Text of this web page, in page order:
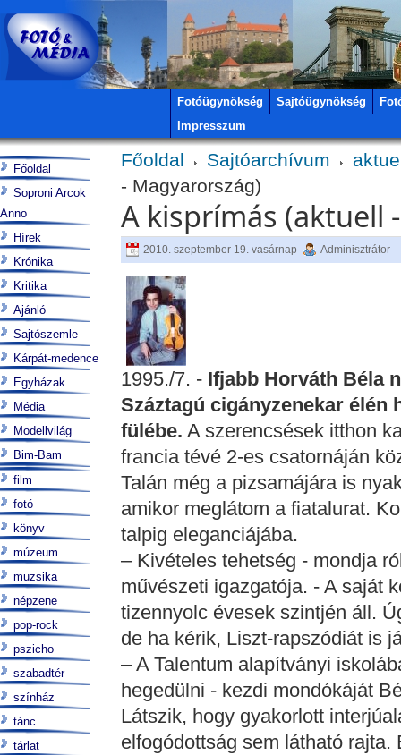
Fotóügynökség Sajtóügynökség
Impresszum
Főoldal Sajtóarchívum
- Magyarország)
A kisprímás (aktuell
2010. szeptember 19. vasárnap Adminisztrátor
1995./7. - Ifjabb Horváth Béla
Száztagú cigányzenekar élén
fülébe. A szerencsések itthon
francia tévé 2-es csatornáján
Talán még a pizsamájára is
amikor meglátom a fiatalurat.
talpig eleganciájába.
– Kivételes tehetség - mondja
művészeti igazgatója. - A saját
tizennyolc évesek szintjén áll.
de ha kérik, Liszt-rapszódiát is
– A Talentum alapítványi
hegedülni - kezdi mondókáját
Látszik, hogy gyakorlott
elfogódottság sem látható
Főoldal
Soproni Arcok
Anno
Hírek
Krónika
Kritika
Ajánló
Sajtószemle
Kárpát-medence
Egyházak
Média
Modellvilág
Bim-Bam
film
fotó
könyv
múzeum
muzsika
népzene
pop-rock
pszicho
szabadtér
színház
tánc
tárlat